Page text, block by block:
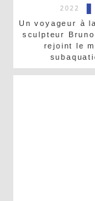
2022
Un voyageur à
sculpteur
rejoint le